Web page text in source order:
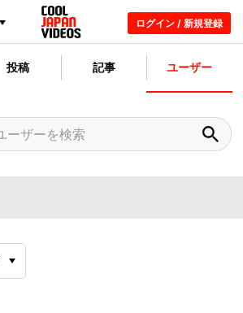
ログイン / 新規登録
投稿 記事 ユーザー